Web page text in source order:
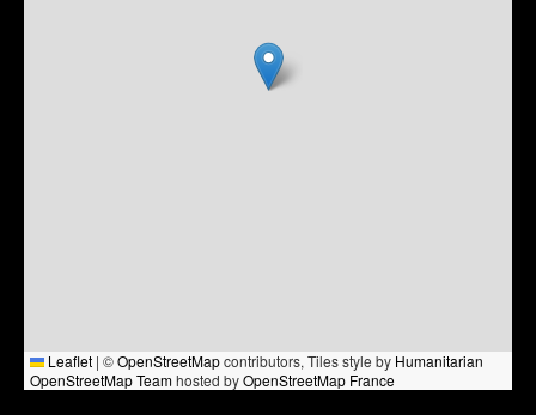
Leaflet | ©OpenStreetMapcontributors, Tiles style by Humanitarian
OpenStreetMap Teamhosted byOpenStreetMap France